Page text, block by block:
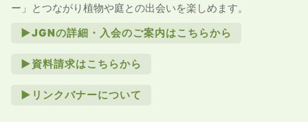
ー」とつながり植物や庭との出会いを楽しめます。
►JGNの詳細・入会のご案内はこちらから
►資料請求はこちらから
►リンクバナーについて